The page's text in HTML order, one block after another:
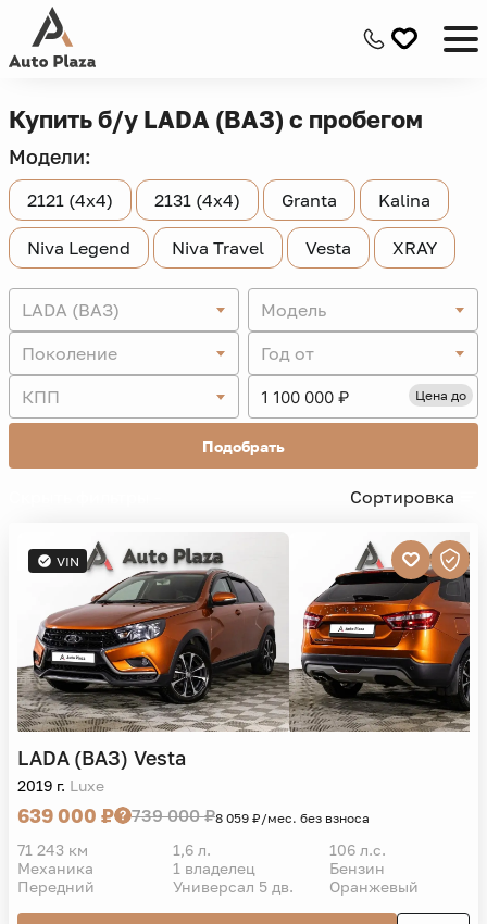
Купить б/у LADA (ВАЗ) с пробегом
Модели:
2121 (4x4) 2131 (4x4) Granta Kalina
Niva Legend Niva Travel Vesta XRAY
LADA (ВАЗ)
Модель
Поколение
Год от
КПП
Цена до
Подобрать
Сортировка
VIN
LADA (ВАЗ) Vesta
2019 г. Luxe
639 000 ₽ 739 000 ₽8 059 ₽/мес. без взноса
71 243 км 1,6 л.
106 л.с.
Механика
1 владелец
Бензин
Передний
Универсал 5 дв. Оранжевый